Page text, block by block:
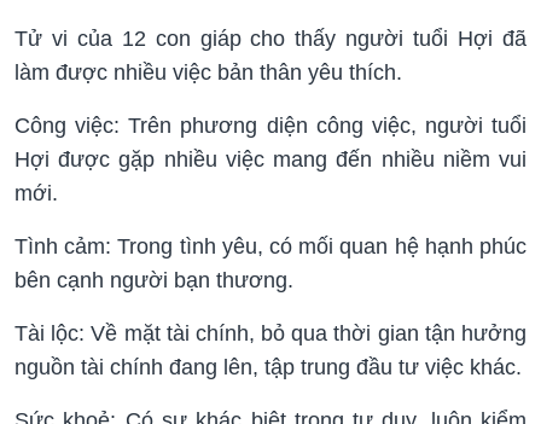
Tử vi của 12 con giáp cho thấy người tuổi Hợi đã
làm được nhiều việc bản thân yêu thích.
Công việc: Trên phương diện công việc, người tuổi
Hợi được gặp nhiều việc mang đến nhiều niềm vui
mới.
Tình cảm: Trong tình yêu, có mối quan hệ hạnh phúc
bên cạnh người bạn thương.
Tài lộc: Về mặt tài chính, bỏ qua thời gian tận hưởng
nguồn tài chính đang lên, tập trung đầu tư việc khác.